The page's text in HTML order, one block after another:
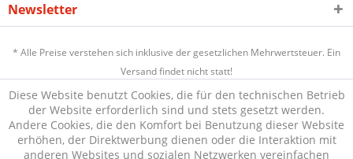
Newsletter
* Alle Preise verstehen sich inklusive der gesetzlichen Mehrwertsteuer. Ein
Versand findet nicht statt!
Diese Website benutzt Cookies, die für den technischen Betrieb
der Website erforderlich sind und stets gesetzt werden.
Andere Cookies, die den Komfort bei Benutzung dieser Website
erhöhen, der Direktwerbung dienen oder die Interaktion mit
anderen Websites und sozialen Netzwerken vereinfachen